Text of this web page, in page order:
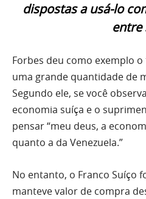
dispostas a usá-lo
entre
Forbes deu como exemplo
uma grande quantidade de
Segundo ele, se você
economia suíça e o
pensar “meu deus, a
quanto a da Venezuela.”
No entanto, o Franco Suíço
manteve valor de compra